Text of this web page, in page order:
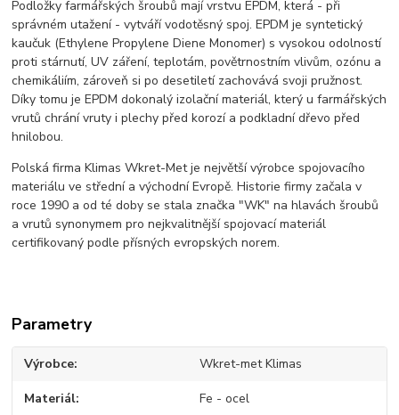
Podložky farmářských šroubů mají vrstvu EPDM, která - při
správném utažení - vytváří vodotěsný spoj. EPDM je syntetický
kaučuk (Ethylene Propylene Diene Monomer) s vysokou odolností
proti stárnutí, UV záření, teplotám, povětrnostním vlivům, ozónu a
chemikáliím, zároveň si po desetiletí zachovává svoji pružnost.
Díky tomu je EPDM dokonalý izolační materiál, který u farmářských
vrutů chrání vruty i plechy před korozí a podkladní dřevo před
hnilobou.
Polská firma Klimas Wkret-Met je největší výrobce spojovacího
materiálu ve střední a východní Evropě. Historie firmy začala v
roce 1990 a od té doby se stala značka "WK" na hlavách šroubů
a vrutů synonymem pro nejkvalitnější spojovací materiál
certifikovaný podle přísných evropských norem.
Parametry
Výrobce Wkret-met Klimas
Materiál Fe - ocel